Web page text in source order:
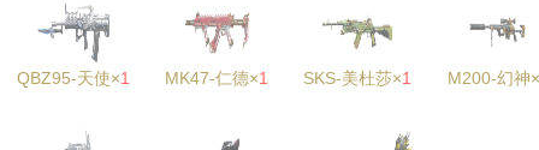
QBZ95-天使×1 MK47-仁德×1 SKS-美杜莎×1 M200-幻神×